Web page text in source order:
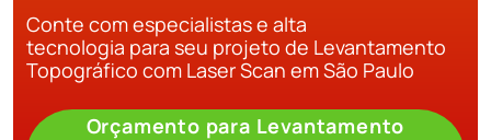
Conte com especialistas e alta
tecnologia para seu projeto de Levantamento
Topográfico com Laser Scan em São Paulo
Orçamento para Levantamento